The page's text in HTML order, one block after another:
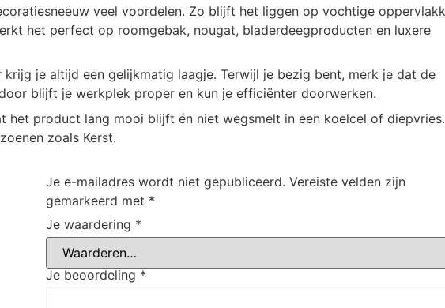
veel voordelen. Zo blijft het liggen op vochtige
het perfect op roomgebak, nougat, bladerdeegproducten en luxere
je altijd een gelijkmatig laagje. Terwijl je bezig bent, merk je dat de
blijft je werkplek proper en kun je efficiënter doorwerken.
product lang mooi blijft én niet wegsmelt in een koelcel of diepvries.
zoals Kerst.
Je e-mailadres wordt niet gepubliceerd. Vereiste velden zijn
gemarkeerd met *
Je waardering *
Je beoordeling *